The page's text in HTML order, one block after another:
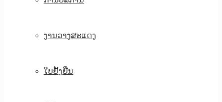
ງານວາງສະແດງ
ໃບຢັ້ງຢືນ